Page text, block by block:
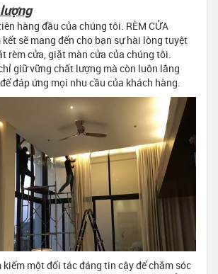
hàng đầu của chúng tôi. RÈM CỬA
kết sẽ mang đến cho bạn sự hài lòng tuyệt
rèm cửa, giặt màn cửa của chúng tôi.
giữ vững chất lượng mà còn luôn lắng
đáp ứng mọi nhu cầu của khách hàng.
kiếm một đối tác đáng tin cậy để chăm sóc